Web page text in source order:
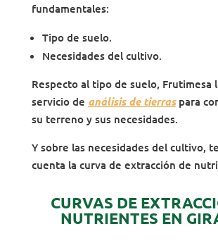
fundamentales:
Tipo de suelo.
Necesidades del cultivo.
Respecto al tipo de suelo, Frutimesa
servicio de análisis de tierraspara
su terreno y sus necesidades.
Y sobre las necesidades del cultivo,
cuenta la curva de extracción de
CURVAS DE
NUTRIENTES EN